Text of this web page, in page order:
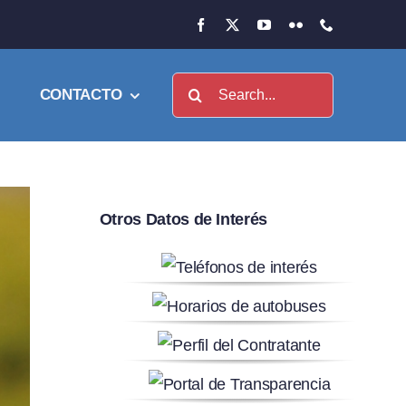
CONTACTO Buscar:
Otros Datos de Interés